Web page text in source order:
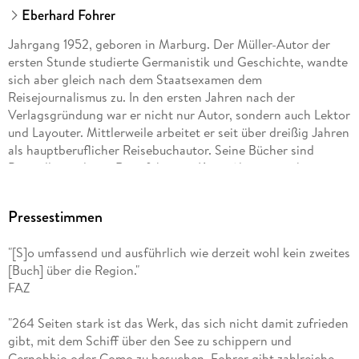
Eberhard Fohrer
Jahrgang 1952, geboren in Marburg. Der Müller-Autor der
ersten Stunde studierte Germanistik und Geschichte, wandte
sich aber gleich nach dem Staatsexamen dem
Reisejournalismus zu. In den ersten Jahren nach der
Verlagsgründung war er nicht nur Autor, sondern auch Lektor
und Layouter. Mittlerweile arbeitet er seit über dreißig Jahren
als hauptberuflicher Reisebuchautor. Seine Bücher sind
Bestseller und sein Reiseführer zu Kreta (der inzwischen in
Pressestimmen
"[S]o umfassend und ausführlich wie derzeit wohl kein zweites
[Buch] über die Region."
FAZ
"264 Seiten stark ist das Werk, das sich nicht damit zufrieden
gibt, mit dem Schiff über den See zu schippern und